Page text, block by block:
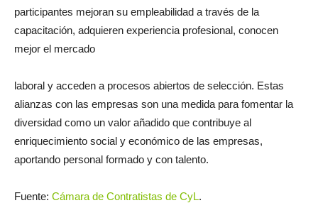
participantes mejoran su empleabilidad a través de la
capacitación, adquieren experiencia profesional, conocen
mejor el mercado
laboral y acceden a procesos abiertos de selección. Estas
alianzas con las empresas son una medida para fomentar la
diversidad como un valor añadido que contribuye al
enriquecimiento social y económico de las empresas,
aportando personal formado y con talento.
Fuente: Cámara de Contratistas de CyL.